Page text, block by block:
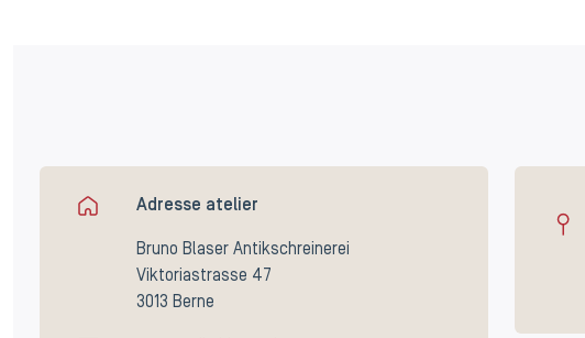
Adresse atelier
Bruno Blaser Antikschreinerei
Viktoriastrasse 47
3013 Berne